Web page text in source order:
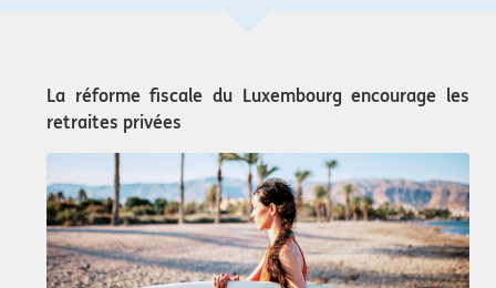
La réforme fiscale du Luxembourg encourage les
retraites privées